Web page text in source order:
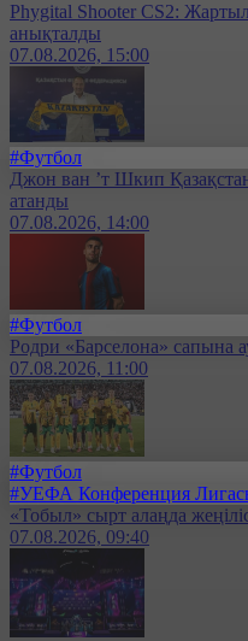
Phygital Shooter CS2:
анықталды
07.08.2026, 15:00
#Футбол
Джон ван ’т Шкип
атанды
07.08.2026, 14:00
#Футбол
Родри «Барселона» сапына
07.08.2026, 11:00
#Футбол
#УЕФА Конференция
«Тобыл» сырт алаңда
07.08.2026, 09:40